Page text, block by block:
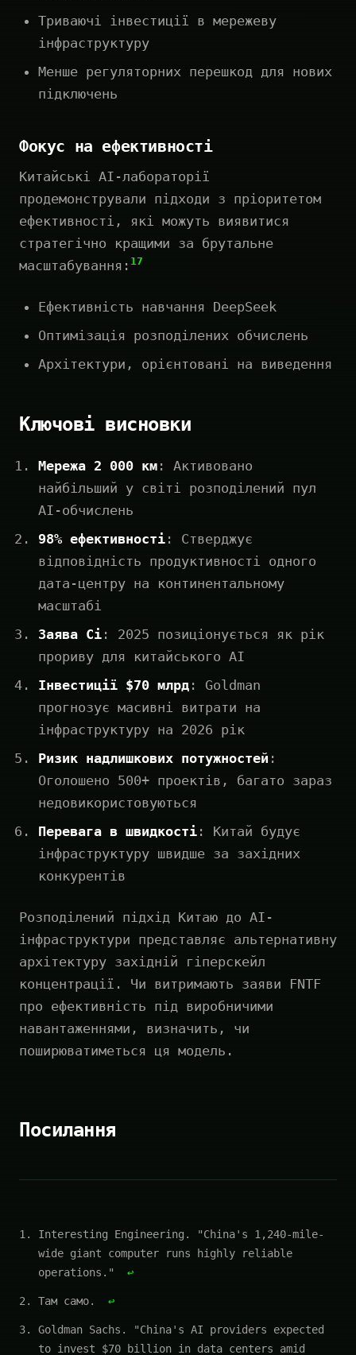
Триваючі інвестиції в мережеву
інфраструктуру
Менше регуляторних перешкод для нових
підключень
Фокус на ефективності
Китайські AI-лабораторії
продемонстрували підходи з пріоритетом
ефективності, які можуть виявитися
стратегічно кращими за брутальне
масштабування: 17
Ефективність навчання DeepSeek
Оптимізація розподілених обчислень
Архітектури, орієнтовані на виведення
Ключові висновки
Мережа 2 000 км : Активовано
найбільший у світі розподілений пул
AI-обчислень
98% ефективності : Стверджує
відповідність продуктивності одного
дата-центру на континентальному
масштабі
Заява Сі : 2025 позиціонується як рік
прориву для китайського AI
Інвестиції $70 млрд : Goldman
прогнозує масивні витрати на
інфраструктуру на 2026 рік
Ризик надлишкових потужностей :
Оголошено 500+ проектів, багато зараз
недовикористовуються
Перевага в швидкості : Китай будує
інфраструктуру швидше за західних
конкурентів
Розподілений підхід Китаю до AI-
інфраструктури представляє альтернативну
архітектуру західній гіперскейл
концентрації. Чи витримають заяви FNTF
про ефективність під виробничими
навантаженнями, визначить, чи
поширюватиметься ця модель.
Посилання
Interesting Engineering. "China's 1,240-mile-
wide giant computer runs highly reliable
operations."
↩
Там само. ↩
Goldman Sachs. "China's AI providers expected
to invest $70 billion in data centers amid